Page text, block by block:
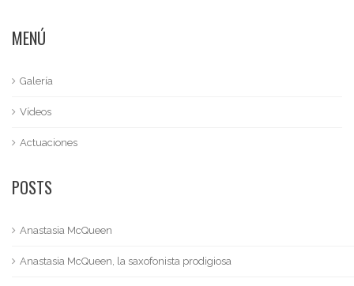
MENÚ
Galería
Vídeos
Actuaciones
POSTS
Anastasia McQueen
Anastasia McQueen, la saxofonista prodigiosa